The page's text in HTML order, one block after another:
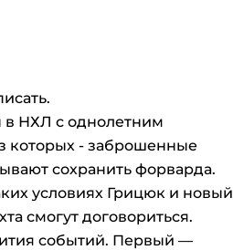
в НХЛ с однолетним
которых - заброшенные
сохранить форварда.
условиях Грицюк и новый
смогут договориться.
событий. Первый —